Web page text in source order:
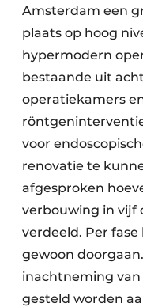
Video’s
Amsterdam een
plaats op hoog
hypermodern
bestaande uit
operatiekamers
voor
renovatie te
afgesproken
verbouwing in vijf
verdeeld. Per
gewoon
inachtneming
gesteld worden